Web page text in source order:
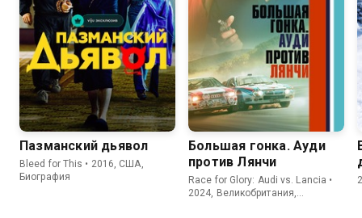
Пазманский дьявол
Bleed for This • 2016, США,
Биография
Большая гонка. Ауди
против Лянчи
Race for Glory: Audi vs. Lancia •
2024, Великобритания,